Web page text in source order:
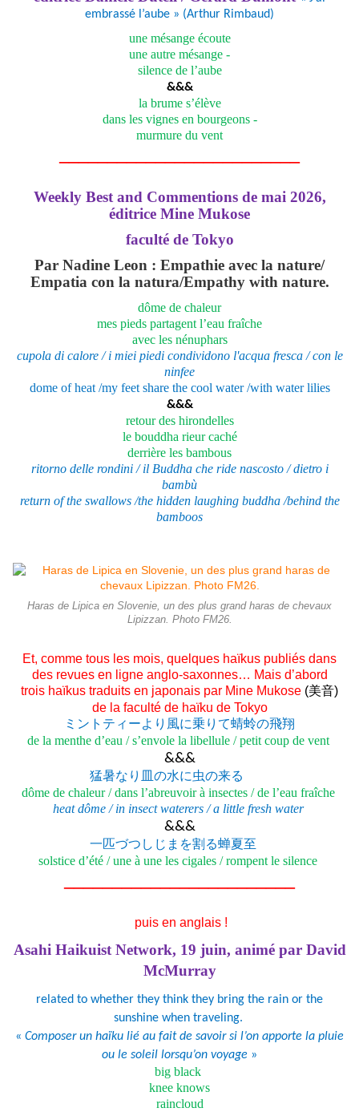
embrassé l’aube » (Arthur Rimbaud)
une mésange écoute
une autre mésange -
silence de l’aube
&&&
la brume s’élève
dans les vignes en bourgeons -
murmure du vent
Weekly Best and Commentions de mai 2026,
éditrice Mine Mukose
faculté de Tokyo
Par Nadine Leon : Empathie avec la nature/
Empatia con la natura/Empathy with nature.
dôme de chaleur
mes pieds partagent l’eau fraîche
avec les nénuphars
cupola di calore / i miei piedi condividono l'acqua fresca / con le
ninfee
dome of heat /my feet share the cool water /with water lilies
&&&
retour des hirondelles
le bouddha rieur caché
derrière les bambous
ritorno delle rondini / il Buddha che ride nascosto / dietro i
bambù
return of the swallows /the hidden laughing buddha /behind the
bamboos
Haras de Lipica en Slovenie, un des plus grand haras de chevaux
Lipizzan. Photo FM26.
Et, comme tous les mois, quelques haïkus publiés dans
des revues en ligne anglo-saxonnes… Mais d’abord
trois haïkus traduits en japonais par Mine Mukose (美音)
de la faculté de haïku de Tokyo
ミントティーより風に乗りて蜻蛉の飛翔
de la menthe d’eau /s’envole la libellule /petit coup de vent
&&&
猛暑なり皿の水に虫の来る
dôme de chaleur /dans l’abreuvoir à insectes /de l’eau fraîche
heat dôme / in insect waterers / a little fresh water
&&&
一匹づつしじまを割る蝉夏至
solstice d’été /une à une les cigales /rompent le silence
puis en anglais !
Asahi Haikuist Network, 19 juin, animé par David
McMurray
related to whether they think they bring the rain or the
sunshine when traveling.
« Composer un haïku lié au fait de savoir si l’on apporte la pluie
ou le soleil lorsqu’on voyage »
big black
knee knows
raincloud